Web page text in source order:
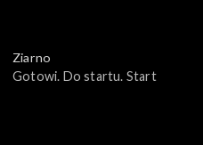
Ziarno
Gotowi. Do startu. Start